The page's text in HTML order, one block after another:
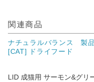
関連商品
ナチュラルバランス 製
[CAT] ドライフード
LID 成猫用 サーモン&グリ